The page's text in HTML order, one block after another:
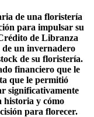
de una floristería
para impulsar su
de Libranza
un invernadero
de su floristería.
financiero que le
que le permitió
significativamente
historia y cómo
para florecer.